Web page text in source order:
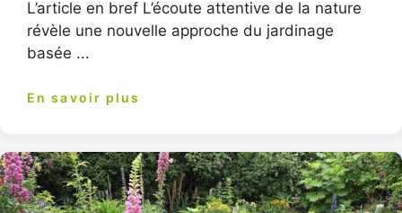
L’article en bref L’écoute attentive de la nature
révèle une nouvelle approche du jardinage
basée ...
En savoir plus